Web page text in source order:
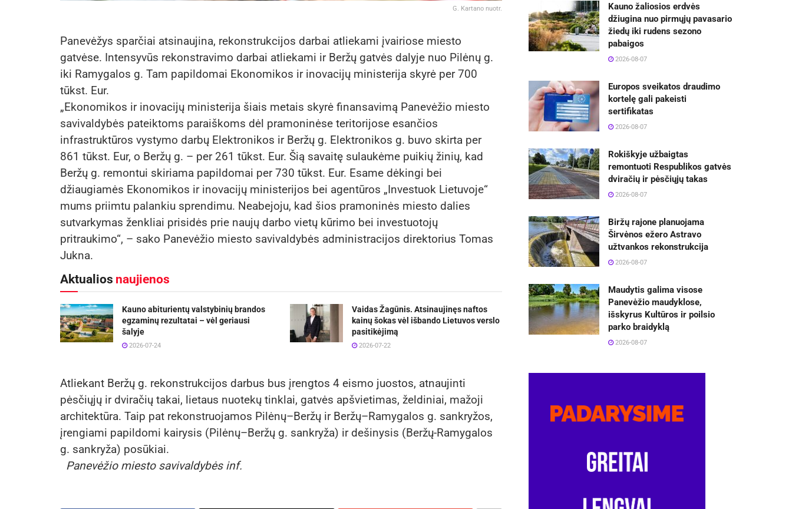
G. Kartano nuotr.
Panevėžys sparčiai atsinaujina, rekonstrukcijos darbai atliekami įvairiose miesto
gatvėse. Intensyvūs rekonstravimo darbai atliekami ir Beržų gatvės dalyje nuo Pilėnų g.
iki Ramygalos g. Tam papildomai Ekonomikos ir inovacijų ministerija skyrė per 700
tūkst. Eur.
„Ekonomikos ir inovacijų ministerija šiais metais skyrė finansavimą Panevėžio miesto
savivaldybės pateiktoms paraiškoms dėl pramoninėse teritorijose esančios
infrastruktūros vystymo darbų Elektronikos ir Beržų g. Elektronikos g. buvo skirta per
861 tūkst. Eur, o Beržų g. – per 261 tūkst. Eur. Šią savaitę sulaukėme puikių žinių, kad
Beržų g. remontui skiriama papildomai per 730 tūkst. Eur. Esame dėkingi bei
džiaugiamės Ekonomikos ir inovacijų ministerijos bei agentūros „Investuok Lietuvoje“
mums priimtu palankiu sprendimu. Neabejoju, kad šios pramoninės miesto dalies
sutvarkymas ženkliai prisidės prie naujų darbo vietų kūrimo bei investuotojų
pritraukimo“, – sako Panevėžio miesto savivaldybės administracijos direktorius Tomas
Jukna.
Aktualios naujienos
Kauno abiturientų valstybinių brandos
egzaminų rezultatai – vėl geriausi
šalyje
2026-07-24
Vaidas Žagūnis. Atsinaujinęs naftos
kainų šokas vėl išbando Lietuvos verslo
pasitikėjimą
2026-07-22
Atliekant Beržų g. rekonstrukcijos darbus bus įrengtos 4 eismo juostos, atnaujinti
pėsčiųjų ir dviračių takai, lietaus nuotekų tinklai, gatvės apšvietimas, želdiniai, mažoji
architektūra. Taip pat rekonstruojamos Pilėnų–Beržų ir Beržų–Ramygalos g. sankryžos,
įrengiami papildomi kairysis (Pilėnų–Beržų g. sankryža) ir dešinysis (Beržų-Ramygalos
g. sankryža) posūkiai.
Panevėžio miesto savivaldybės inf.
Kauno žaliosios erdvės
džiugina nuo pirmųjų pavasario
žiedų iki rudens sezono
pabaigos
2026-08-07
Europos sveikatos draudimo
kortelę gali pakeisti
sertifikatas
2026-08-07
Rokiškyje užbaigtas
remontuoti Respublikos gatvės
dviračių ir pėsčiųjų takas
2026-08-07
Biržų rajone planuojama
Širvėnos ežero Astravo
užtvankos rekonstrukcija
2026-08-07
Maudytis galima visose
Panevėžio maudyklose,
išskyrus Kultūros ir poilsio
parko braidyklą
2026-08-07